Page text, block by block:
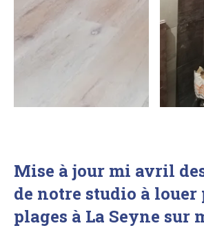
Mise à jour mi avril
de notre studio à louer
plages à La Seyne sur